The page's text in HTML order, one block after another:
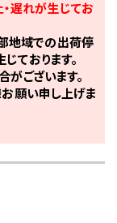
遅れが生じてお
地域での出荷停
ております。
ございます。
願い申し上げま